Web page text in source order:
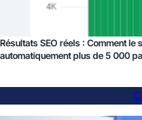
Résultats SEO réels : Comment
automatiquement plus de 5 000